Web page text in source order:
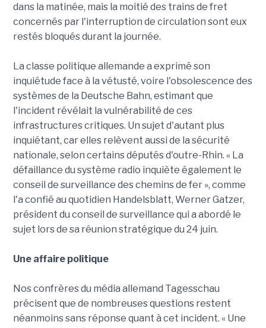
dans la matinée, mais la moitié des trains de fret
concernés par l'interruption de circulation sont eux
restés bloqués durant la journée.
La classe politique allemande a exprimé son
inquiétude face à la vétusté, voire l'obsolescence des
systèmes de la Deutsche Bahn, estimant que
l'incident révélait la vulnérabilité de ces
infrastructures critiques. Un sujet d'autant plus
inquiétant, car elles relèvent aussi de la sécurité
nationale, selon certains députés d'outre-Rhin. « La
défaillance du système radio inquiète également le
conseil de surveillance des chemins de fer », comme
l'a confié au quotidien Handelsblatt, Werner Gatzer,
président du conseil de surveillance qui a abordé le
sujet lors de sa réunion stratégique du 24 juin.
Une affaire politique
Nos confrères du média allemand Tagesschau
précisent que de nombreuses questions restent
néanmoins sans réponse quant à cet incident. « Une